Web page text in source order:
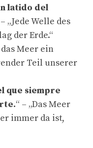
latido del
– „Jede Welle des
der Erde.“
Meer ein
Teil unserer
que siempre
“ – „Das Meer
immer da ist,